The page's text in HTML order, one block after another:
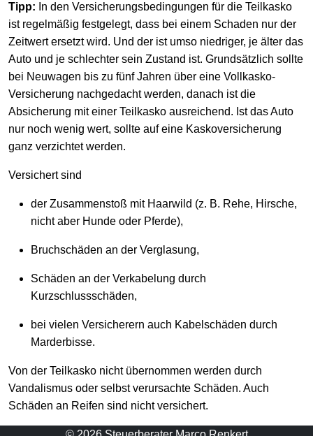
Tipp: In den Versicherungsbedingungen für die Teilkasko
ist regelmäßig festgelegt, dass bei einem Schaden nur der
Zeitwert ersetzt wird. Und der ist umso niedriger, je älter das
Auto und je schlechter sein Zustand ist. Grundsätzlich sollte
bei Neuwagen bis zu fünf Jahren über eine Vollkasko-
Versicherung nachgedacht werden, danach ist die
Absicherung mit einer Teilkasko ausreichend. Ist das Auto
nur noch wenig wert, sollte auf eine Kaskoversicherung
ganz verzichtet werden.
Versichert sind
der Zusammenstoß mit Haarwild (z. B. Rehe, Hirsche,
nicht aber Hunde oder Pferde),
Bruchschäden an der Verglasung,
Schäden an der Verkabelung durch
Kurzschlussschäden,
bei vielen Versicherern auch Kabelschäden durch
Marderbisse.
Von der Teilkasko nicht übernommen werden durch
Vandalismus oder selbst verursachte Schäden. Auch
Schäden an Reifen sind nicht versichert.